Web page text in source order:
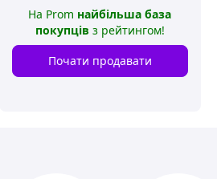
На Prom найбільша база
покупців з рейтингом!
Почати продавати